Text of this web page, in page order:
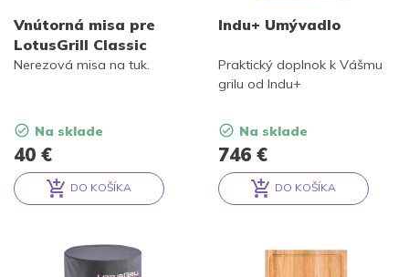
Vnútorná misa pre
LotusGrill Classic
40 €
Nerezová misa na tuk.
Na sklade
DO KOŠÍKA
Indu+ Umývadlo
746 €
Praktický doplnok k Vášmu
grilu od Indu+
Na sklade
DO KOŠÍKA